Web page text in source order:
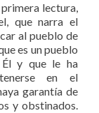
lectura,
que narra el
al pueblo de
es un pueblo
Él y que le ha
en el
garantía de
y obstinados.